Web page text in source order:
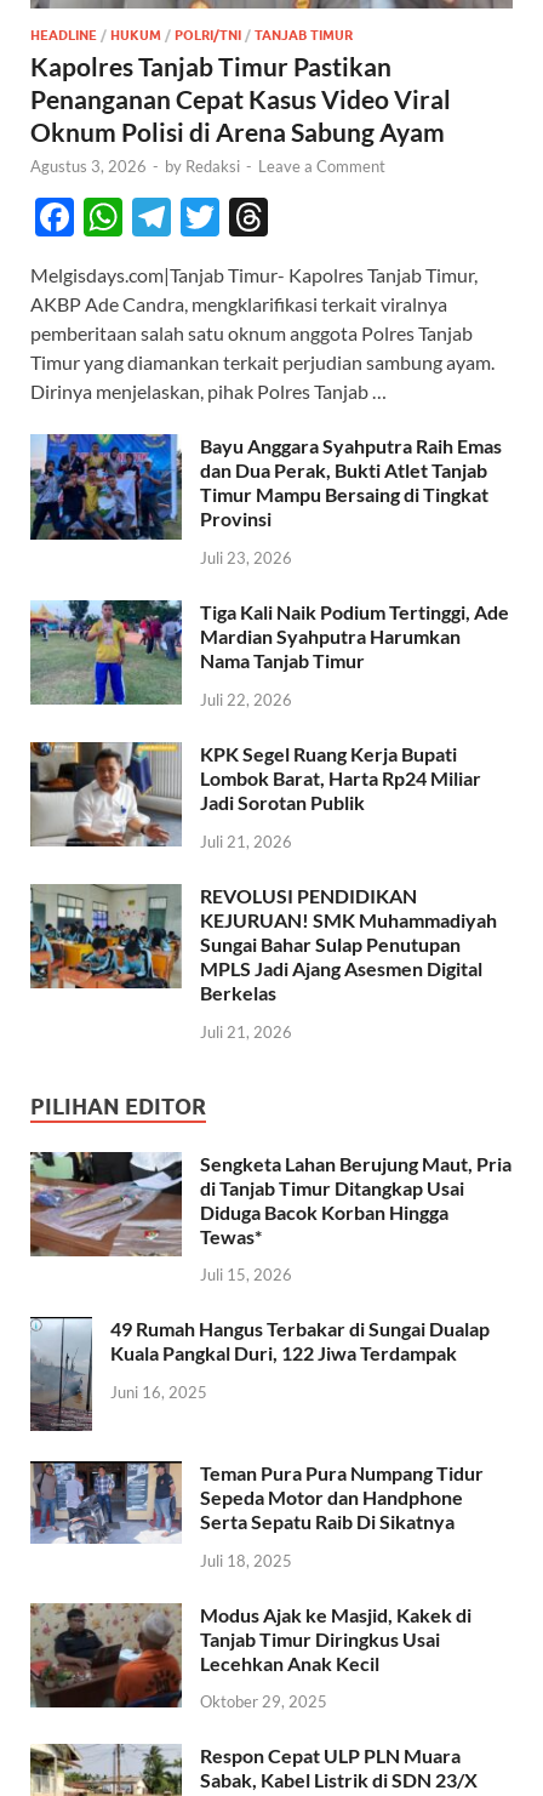
HEADLINE / HUKUM / POLRI/TNI / TANJAB TIMUR
Kapolres Tanjab Timur Pastikan
Penanganan Cepat Kasus Video Viral
Oknum Polisi di Arena Sabung Ayam
Agustus 3, 2026 - by Redaksi - Leave a Comment
F
e
b
o
o
k
W
at
s
A
p
p
T
e
gr
a
m
T
itt
er
e
a
ds
Melgisdays.com|Tanjab Timur- Kapolres Tanjab Timur,
AKBP Ade Candra, mengklarifikasi terkait viralnya
pemberitaan salah satu oknum anggota Polres Tanjab
Timur yang diamankan terkait perjudian sambung ayam.
Dirinya menjelaskan, pihak Polres Tanjab …
Bayu Anggara Syahputra Raih Emas
dan Dua Perak, Bukti Atlet Tanjab
Timur Mampu Bersaing di Tingkat
Provinsi
Juli 23, 2026
Tiga Kali Naik Podium Tertinggi, Ade
Mardian Syahputra Harumkan
Nama Tanjab Timur
Juli 22, 2026
KPK Segel Ruang Kerja Bupati
Lombok Barat, Harta Rp24 Miliar
Jadi Sorotan Publik
Juli 21, 2026
REVOLUSI PENDIDIKAN
KEJURUAN! SMK Muhammadiyah
Sungai Bahar Sulap Penutupan
MPLS Jadi Ajang Asesmen Digital
Berkelas
Juli 21, 2026
PILIHAN EDITOR
Sengketa Lahan Berujung Maut, Pria
di Tanjab Timur Ditangkap Usai
Diduga Bacok Korban Hingga
Tewas*
Juli 15, 2026
49 Rumah Hangus Terbakar di Sungai Dualap
Kuala Pangkal Duri, 122 Jiwa Terdampak
Juni 16, 2025
Teman Pura Pura Numpang Tidur
Sepeda Motor dan Handphone
Serta Sepatu Raib Di Sikatnya
Juli 18, 2025
Modus Ajak ke Masjid, Kakek di
Tanjab Timur Diringkus Usai
Lecehkan Anak Kecil
Oktober 29, 2025
Respon Cepat ULP PLN Muara
Sabak, Kabel Listrik di SDN 23/X